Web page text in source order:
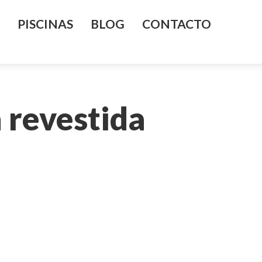
PISCINAS BLOG CONTACTO
revestida